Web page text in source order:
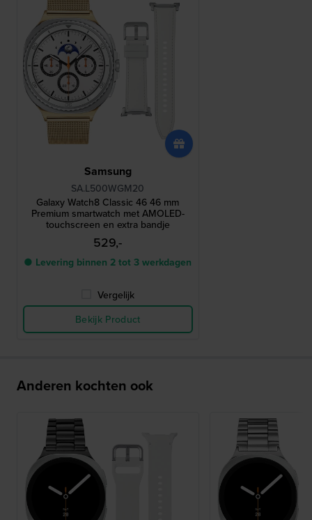
Samsung
SA.L500WGM20
Galaxy Watch8 Classic 46 46 mm
Premium smartwatch met AMOLED-
touchscreen en extra bandje
529,-
● Levering binnen 2 tot 3 werkdagen
Vergelijk
Bekijk Product
Anderen kochten ook